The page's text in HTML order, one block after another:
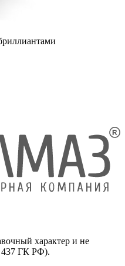
характер и не
437 ГК РФ).